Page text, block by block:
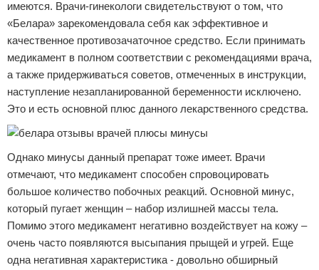
имеются. Врачи-гинекологи свидетельствуют о том, что
«Белара» зарекомендовала себя как эффективное и
качественное противозачаточное средство. Если принимать
медикамент в полном соответствии с рекомендациями врача,
а также придерживаться советов, отмеченных в инструкции,
наступление незапланированной беременности исключено.
Это и есть основной плюс данного лекарственного средства.
Однако минусы данный препарат тоже имеет. Врачи
отмечают, что медикамент способен спровоцировать
большое количество побочных реакций. Основной минус,
который пугает женщин – набор излишней массы тела.
Помимо этого медикамент негативно воздействует на кожу –
очень часто появляются высыпания прыщей и угрей. Еще
одна негативная характеристика - довольно обширный